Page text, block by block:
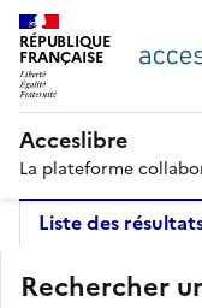
RÉPUBLIQUE
FRANÇAISE
Acceslibre
La plateforme
Liste des
Rechercher